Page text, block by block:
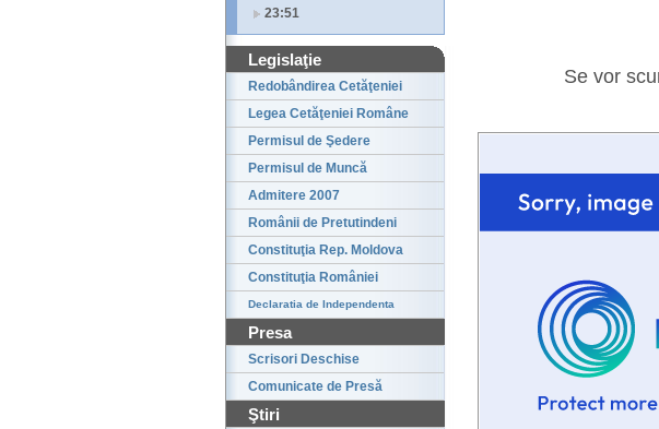
23:51
Legislaţie
Redobândirea Cetăţeniei
Legea Cetăţeniei Române
Permisul de Şedere
Permisul de Muncă
Admitere 2007
Românii de Pretutindeni
Constituţia Rep. Moldova
Constituţia României
Declaratia de Independenta
Presa
Scrisori Deschise
Comunicate de Presă
Ştiri
Se vor